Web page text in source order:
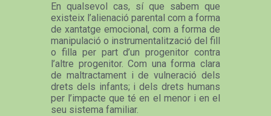
En qualsevol cas, sí que sabem que
existeix l’alienació parental com a forma
de xantatge emocional, com a forma de
manipulació o instrumentalització del fill
o filla per part d’un progenitor contra
l’altre progenitor. Com una forma clara
de maltractament i de vulneració dels
drets dels infants; i dels drets humans
per l’impacte que té en el menor i en el
seu sistema familiar.